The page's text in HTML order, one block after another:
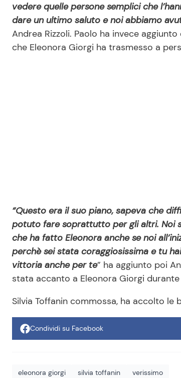
vedere quelle persone semplici che
dare un ultimo saluto e noi abbiamo
Andrea Rizzoli. Paolo ha invece
che Eleonora Giorgi ha trasmesso a
“Questo era il suo piano, sapeva che
potuto fare soprattutto per gli altri. Noi
che ha fatto Eleonora anche se noi
perchè sei stata coraggiosissima e tu
vittoria anche per te” ha aggiunto poi
stata accanto a Eleonora Giorgi durante
Silvia Toffanin commossa, ha accolto le
Condividi su Facebook
eleonora giorgi silvia toffanin verissimo